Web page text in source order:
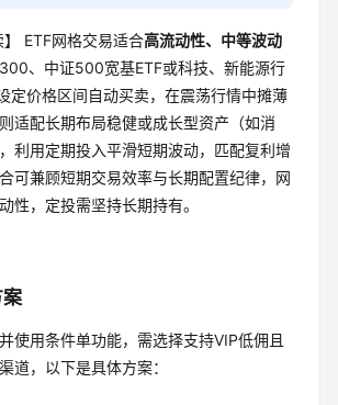
】 ETF网格交易适合高流动性、中等波动
、中证500宽基ETF或科技、新能源行
定价格区间自动买卖，在震荡行情中摊薄
适配长期布局稳健或成长型资产（如消
利用定期投入平滑短期波动，匹配复利增
可兼顾短期交易效率与长期配置纪律，网
性，定投需坚持长期持有。
使用条件单功能，需选择支持VIP低佣且
道，以下是具体方案：